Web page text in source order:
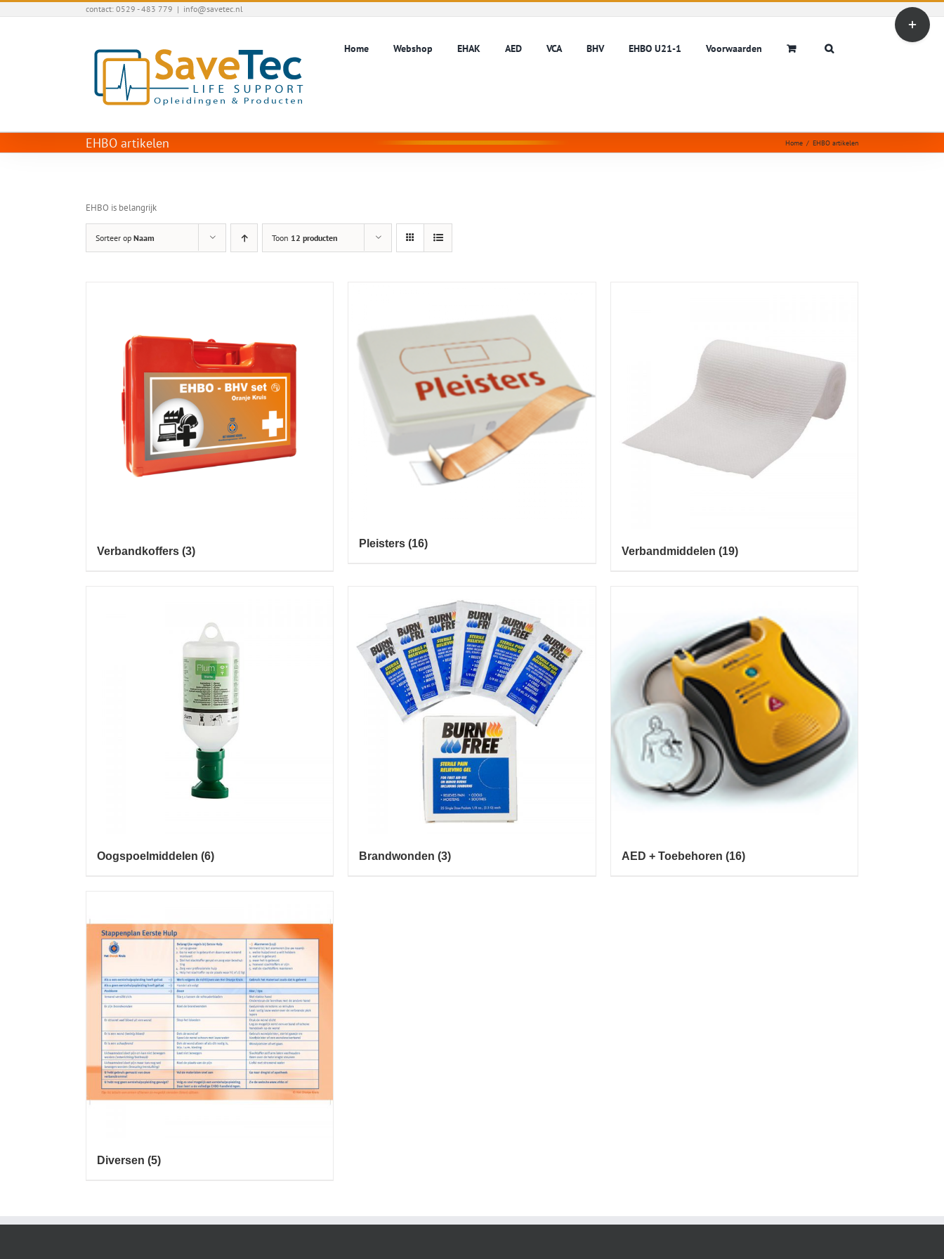
Ga
naar
contact: 0529 - 483 779 | info@savetec.nl
Home Webshop EHAK AED VCA BHV EHBO U21-1 Voorwaarden
EHBO artikelen Home / EHBO artikelen
EHBO is belangrijk
Sorteer op Naam Toon 12 producten
Verbandkoffers (3)
Pleisters(16)
Verbandmiddelen (19)
Oogspoelmiddelen (6) Brandwonden(3) AED + Toebehoren (16)
Diversen (5)
Toggle
Sliding
Bar